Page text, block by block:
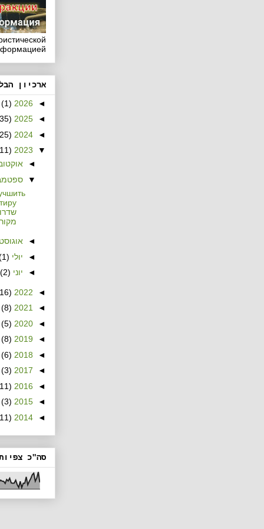
ארכיון
◄
2026
(1)
◄
2025
◄
2024
▼
2023
◄
▼
◄
◄ יולי
◄ יוני (2)
◄
2022
◄
2021
(8)
◄
2020
(5)
◄
2019
(8)
◄
2018
(6)
◄
2017
(3)
◄
2016
◄
2015
(3)
◄
2014
סה"כ